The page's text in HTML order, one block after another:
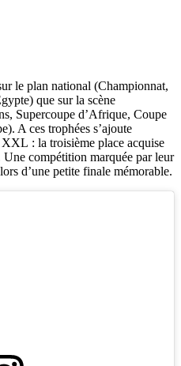
le plan national (Championnat,
que sur la scène
Supercoupe d’Afrique, Coupe
A ces trophées s’ajoute
: la troisième place acquise
compétition marquée par leur
d’une petite finale mémorable.